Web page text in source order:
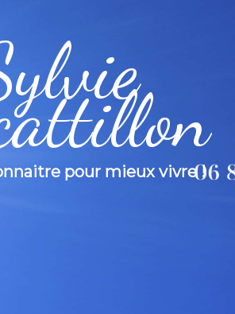
pour mieux vivre !